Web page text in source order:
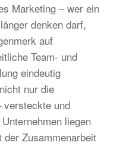
Marketing – wer ein
denken darf,
auf
Team- und
eindeutig
nur die
versteckte und
liegen
Zusammenarbeit